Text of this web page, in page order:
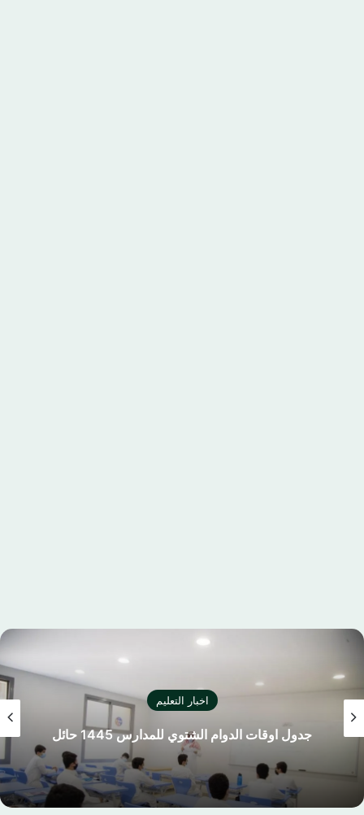
اخبار التعليم
كليشة اختبار نهائي بالشعار الجديد لوزارة
السعودية